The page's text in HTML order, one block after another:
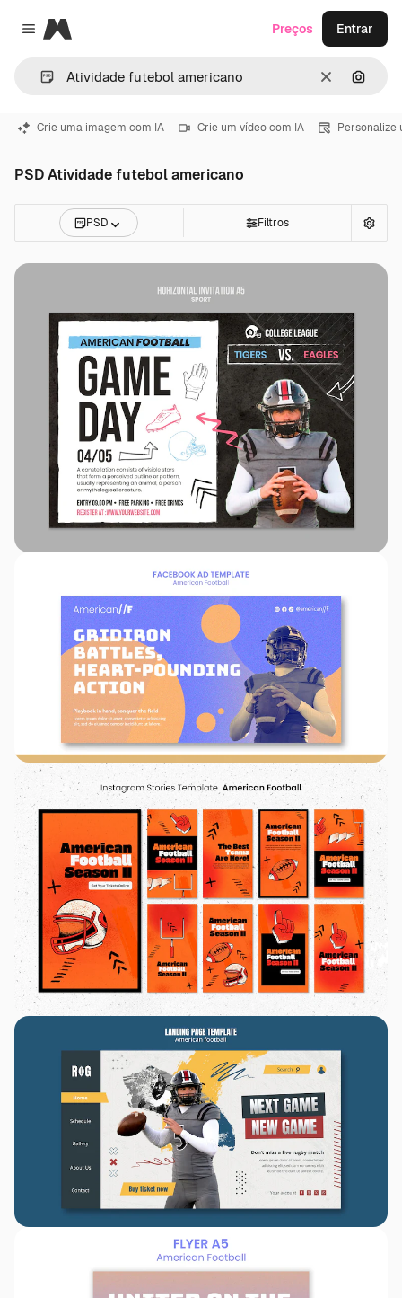
Close menu
Magnific
Limpar
Preços Entrar
Crie uma imagem com IA Crie um vídeo com IA Personalize
PSD Atividade futebol americano
PSD Filtros